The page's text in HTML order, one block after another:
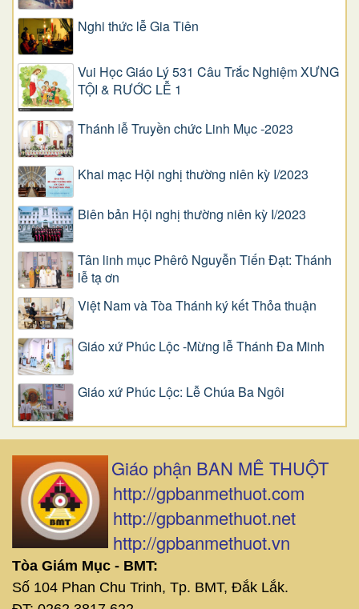
Nghi thức lễ Gia Tiên
Vui Học Giáo Lý 531 Câu Trắc Nghiệm XƯNG
TỘI & RƯỚC LỄ 1
Thánh lễ Truyền chức Linh Mục -2023
Khai mạc Hội nghị thường niên kỳ I/2023
Biên bản Hội nghị thường niên kỳ I/2023
Tân linh mục Phêrô Nguyễn Tiến Đạt: Thánh
lễ tạ ơn
Việt Nam và Tòa Thánh ký kết Thỏa thuận
Giáo xứ Phúc Lộc -Mừng lễ Thánh Đa Minh
Giáo xứ Phúc Lộc: Lễ Chúa Ba Ngôi
Giáo phận BAN MÊ THUỘT
http://gpbanmethuot.com
http://gpbanmethuot.net
http://gpbanmethuot.vn
Tòa Giám Mục - BMT:
Số 104 Phan Chu Trinh, Tp. BMT, Đắk Lắk.